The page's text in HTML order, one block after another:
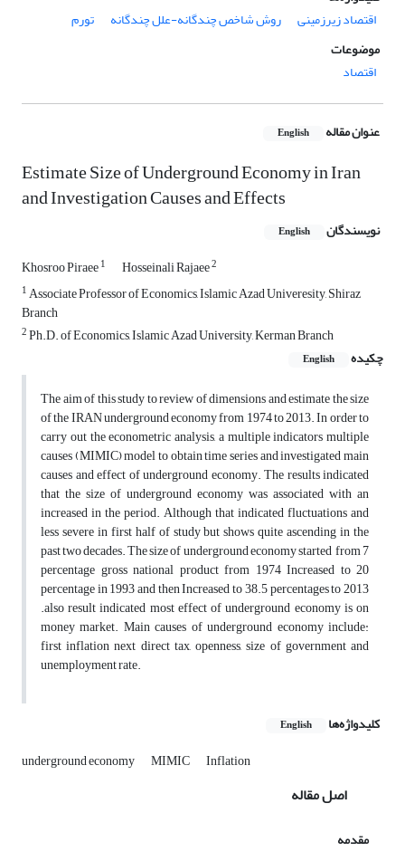
اقتصاد زیرزمینی
روش شاخص چندگانه-علل چندگانه
تورم
موضوعات
اقتصاد
عنوان مقاله English
Estimate Size of Underground Economy in Iran
and Investigation Causes and Effects
نویسندگان English
Khosroo Piraee1 Hosseinali Rajaee2
1Associate Professor of Economics, Islamic Azad Univeresity, Shiraz
Branch
2Ph.D. of Economics, Islamic Azad University, Kerman Branch
چکیده
English
The aim of this study to review of dimensions and estimate the size
of the IRAN underground economy from 1974 to 2013. In order to
carry out the econometric analysis, a multiple indicators multiple
causes (MIMIC) model to obtain time series and investigated main
causes and effect of underground economy. The results indicated
that the size of underground economy was associated with an
increased in the period. Although that indicated fluctuations and
less severe in first half of study but shows quite ascending in the
past two decades. The size of underground economy started from 7
percentage gross national product from 1974 Increased to 20
percentage in 1993 and then Increased to 38.5 percentages to 2013
.also result indicated most effect of underground economy is on
money market. Main causes of underground economy include:
first inflation next direct tax, openness, size of government and
unemployment rate.
کلیدواژه‌ها English
underground economy MIMIC Inflation
اصل مقاله
مقدمه